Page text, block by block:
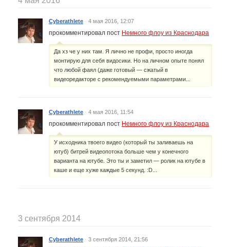
Cyberathlete · 4 мая 2016, 12:07
прокомментировал пост Немного флоу из Краснодара
Да хз че у них там. Я лично не профи, просто иногда
монтирую для себя видосики. Но на личном опыте понял
что любой фаял (даже готовый — сжатый в
видеоредакторе с рекомендуемыми параметрами...
Cyberathlete · 4 мая 2016, 11:54
прокомментировал пост Немного флоу из Краснодара
У исходника твоего видео (который ты заливаешь на
ютуб) битрей видеопотока больше чем у конечного
варианта на ютубе. Это ты и заметил — ролик на ютубе в
каше и еще хуже каждые 5 секунд. :D...
3 сентября 2014
Cyberathlete · 3 сентября 2014, 21:56